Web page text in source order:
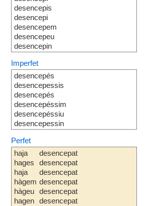
desencepis
desencepi
desencepem
desencepeu
desencepin
Imperfet
desencepés
desencepessis
desencepés
desencepéssim
desencepéssiu
desencepessin
Perfet
haja
hages
haja
hàgem
hàgeu
hagen
desencepat
desencepat
desencepat
desencepat
desencepat
desencepat